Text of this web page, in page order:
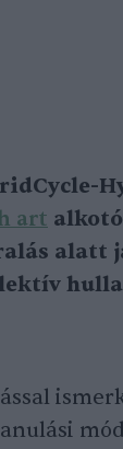
art
alatt